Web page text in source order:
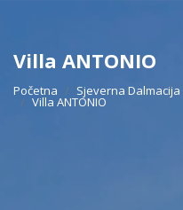
Villa ANTONIO
Početna Sjeverna Dalmacija
Villa ANTONIO